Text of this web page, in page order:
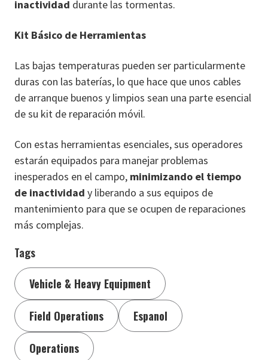
inactividad durante las tormentas.
Kit Básico de Herramientas
Las bajas temperaturas pueden ser particularmente
duras con las baterías, lo que hace que unos cables
de arranque buenos y limpios sean una parte esencial
de su kit de reparación móvil.
Con estas herramientas esenciales, sus operadores
estarán equipados para manejar problemas
inesperados en el campo, minimizando el tiempo
de inactividad y liberando a sus equipos de
mantenimiento para que se ocupen de reparaciones
más complejas.
Tags
Vehicle & Heavy Equipment
Field Operations Espanol
Operations